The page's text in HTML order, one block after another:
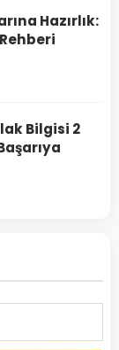
Hazırlık:
Bilgisi 2